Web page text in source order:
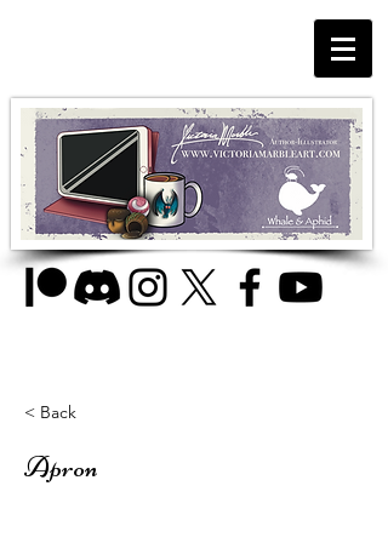
< Back
Apron